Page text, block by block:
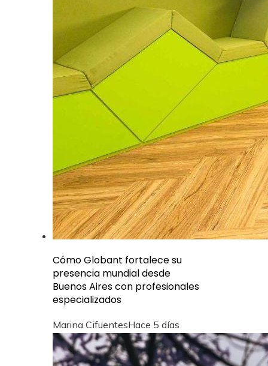
Cómo Globant fortalece su
presencia mundial desde
Buenos Aires con profesionales
especializados
Marina CifuentesHace 5 días